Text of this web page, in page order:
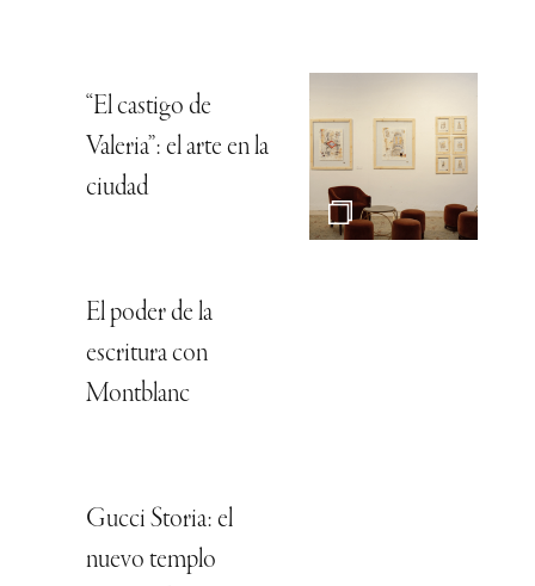
“El castigo de
Valeria”: el arte en la
ciudad
El poder de la
escritura con
Montblanc
Gucci Storia: el
nuevo templo